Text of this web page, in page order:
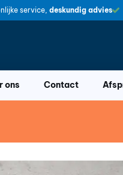
service, deskundig advies
ons Contact